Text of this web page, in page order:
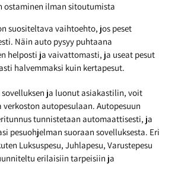
ostaminen ilman sitoutumista
suositeltava vaihtoehto, jos peset
Näin auto pysyy puhtaana
helposti ja vaivattomasti, ja useat pesut
halvemmaksi kuin kertapesut.
ja luonut asiakastilin, voit
autopesulaan. Autopesuun
tunnistetaan automaattisesti, ja
pesuohjelman suoraan sovelluksesta. Eri
Luksuspesu, Juhlapesu, Varustepesu
erilaisiin tarpeisiin ja